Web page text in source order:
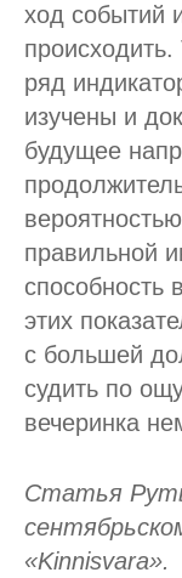
ход событий
ряд
изучены и
будущее
правильной
способность
этих
с большей
судить по
вечеринка
Статья
«Kinnisvara».